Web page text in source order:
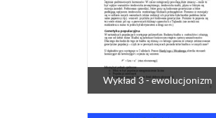
Wykład 3 - ewolucjonizm